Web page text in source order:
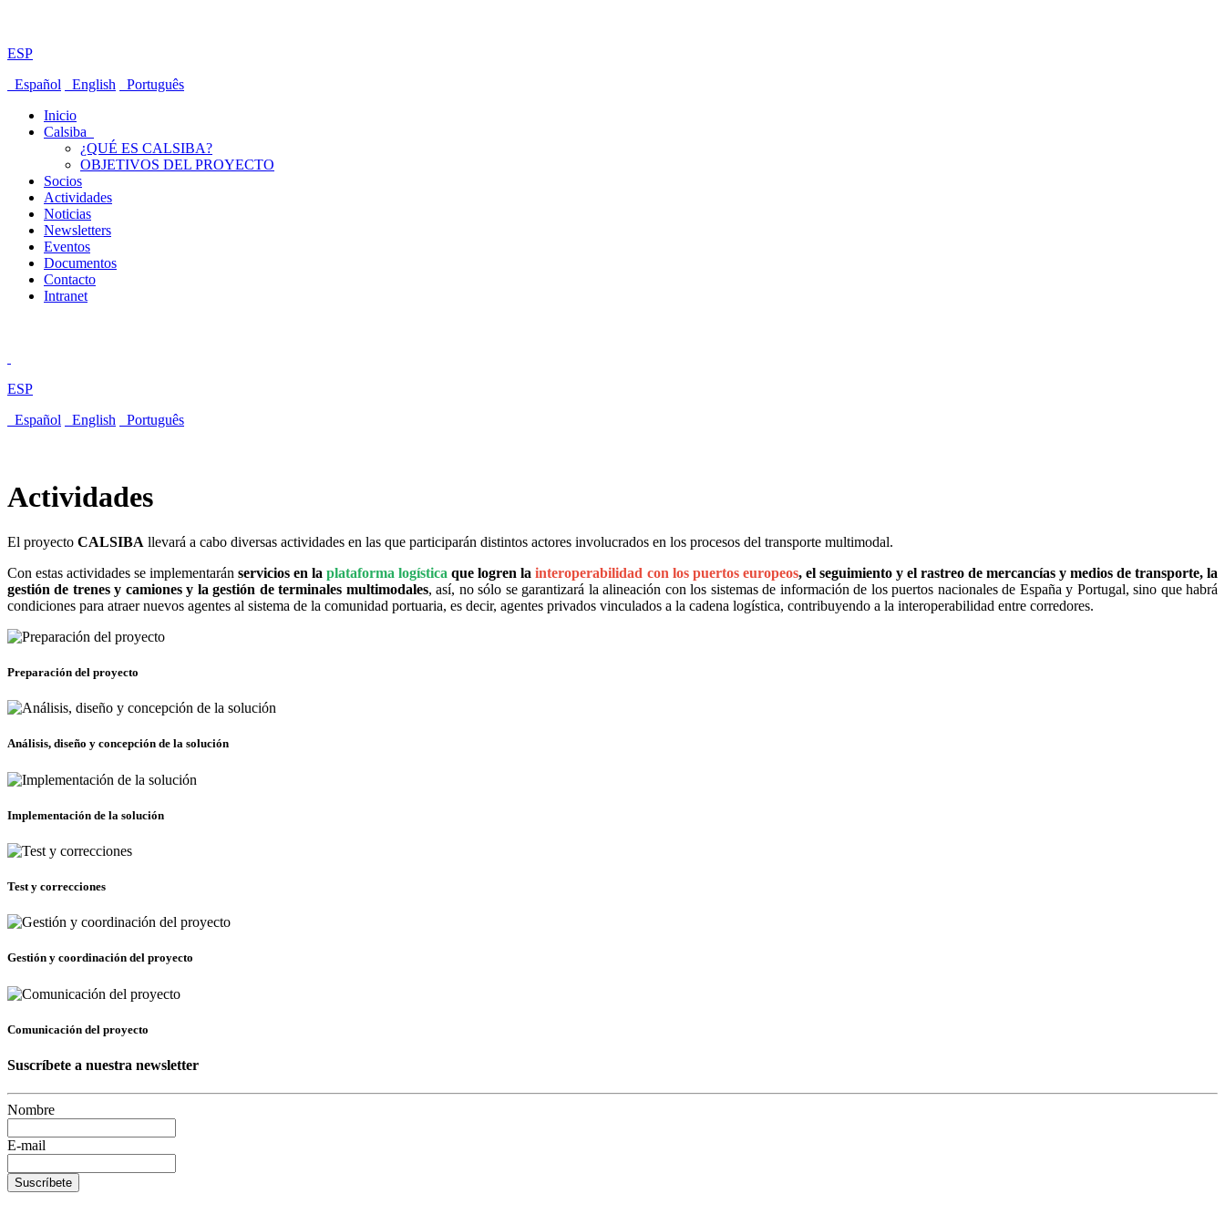
ESP
Español
English
Português
Inicio
Calsiba
¿QUÉ ES CALSIBA?
OBJETIVOS DEL PROYECTO
Socios
Actividades
Noticias
Newsletters
Eventos
Documentos
Contacto
Intranet
ESP
Español
English Português
Actividades
El proyecto CALSIBA llevará a cabo diversas actividades en las que participarán distintos actores involucrados en los procesos del transporte multimodal.
Con estas actividades se implementaránservicios en laplataforma logística que logren lainteroperabilidad con los puertos europeos, el seguimiento y el rastreo de mercancías y medios de transporte, la
gestión de trenes y camiones y la gestión de terminales multimodales, así, no sólo se garantizará la alineación con los sistemas de información de los puertos nacionales de España y Portugal, sino que habrá
condiciones para atraer nuevos agentes al sistema de la comunidad portuaria, es decir, agentes privados vinculados a la cadena logística, contribuyendo a la interoperabilidad entre corredores.
Preparación del proyecto
Análisis, diseño y concepción de la solución
Implementación de la solución
Test y correcciones
Gestión y coordinación del proyecto
Comunicación del proyecto
Suscríbete a nuestra newsletter
Nombre
E-mail
Suscríbete